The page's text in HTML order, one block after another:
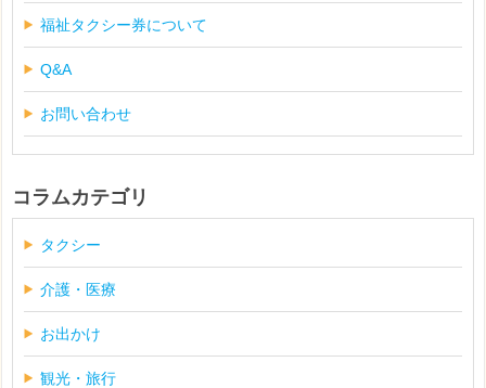
福祉タクシー券について
Q&A
お問い合わせ
コラムカテゴリ
タクシー
介護・医療
お出かけ
観光・旅行